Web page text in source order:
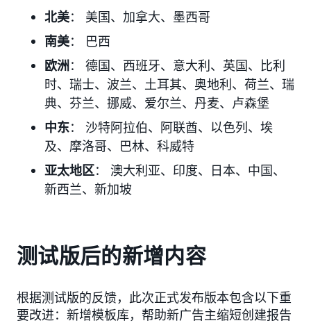
北美： 美国、加拿大、墨西哥
南美： 巴西
欧洲 ： 德国、西班牙、意大利、英国、比利
时、瑞士、波兰、土耳其、奥地利、荷兰、瑞
典、芬兰、挪威、爱尔兰、丹麦、卢森堡
中东： 沙特阿拉伯、阿联酋、以色列、埃
及、摩洛哥、巴林、科威特
亚太地区： 澳大利亚、印度、日本、中国、
新西兰、新加坡
测试版后的新增内容
根据测试版的反馈，此次正式发布版本包含以下重
要改进：新增模板库，帮助新广告主缩短创建报告